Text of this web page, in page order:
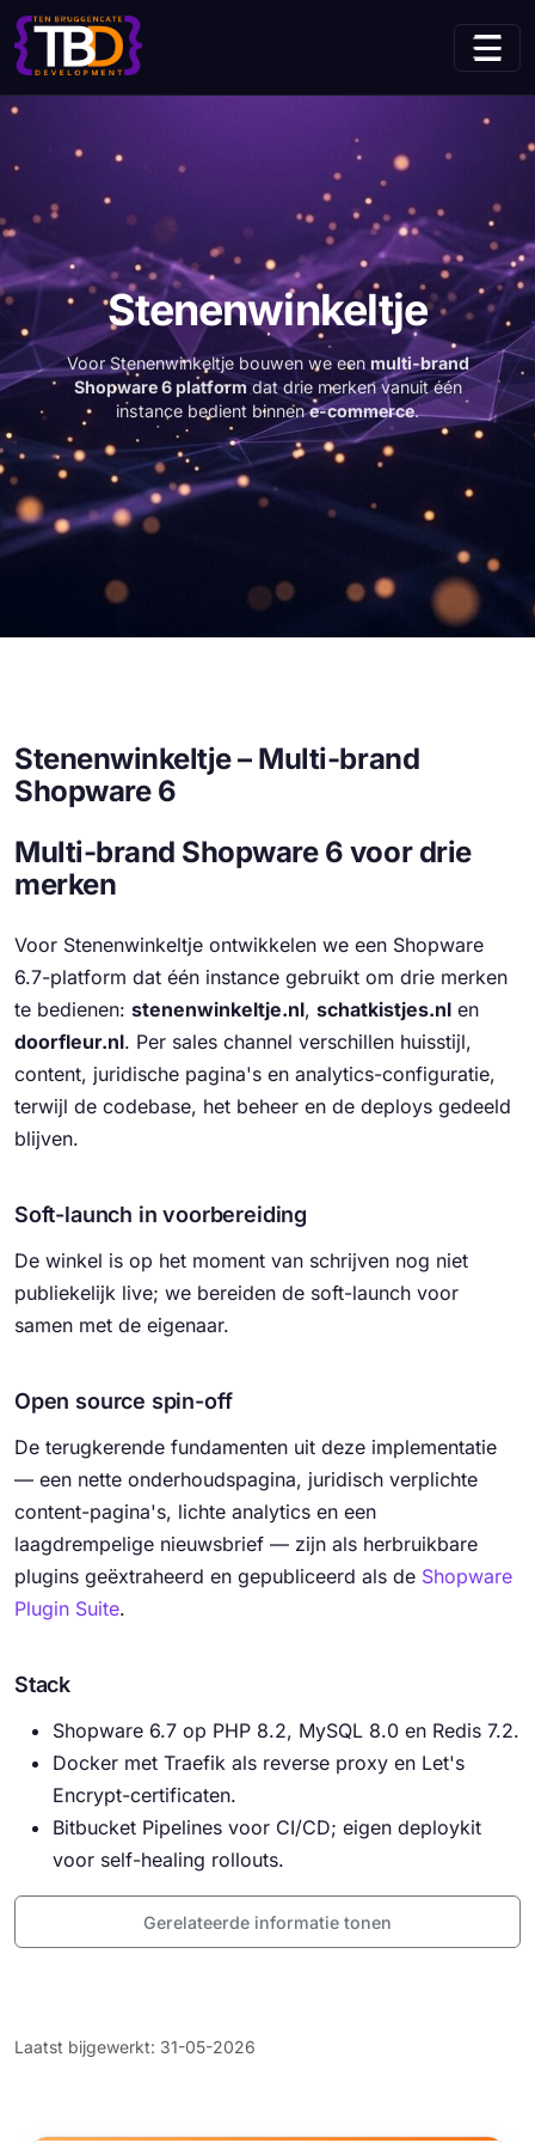
Home Projecten (huidige pagina)
Stenenwinkeltje
Voor Stenenwinkeltje bouwen we een multi-brand
Shopware 6 platformdat drie merken vanuit één
instance bedient binnene-commerce.
Stenenwinkeltje – Multi-brand
Shopware 6
Multi-brand Shopware 6 voor drie
merken
Voor Stenenwinkeltje ontwikkelen we een Shopware
6.7-platform dat één instance gebruikt om drie merken
te bedienen: stenenwinkeltje.nl, schatkistjes.nl en
doorfleur.nl. Per sales channel verschillen huisstijl,
content, juridische pagina's en analytics-configuratie,
terwijl de codebase, het beheer en de deploys gedeeld
blijven.
Soft-launch in voorbereiding
De winkel is op het moment van schrijven nog niet
publiekelijk live; we bereiden de soft-launch voor
samen met de eigenaar.
Open source spin-off
De terugkerende fundamenten uit deze implementatie
— een nette onderhoudspagina, juridisch verplichte
content-pagina's, lichte analytics en een
laagdrempelige nieuwsbrief — zijn als herbruikbare
plugins geëxtraheerd en gepubliceerd als de Shopware
Plugin Suite.
Stack
Shopware 6.7 op PHP 8.2, MySQL 8.0 en Redis 7.2.
Docker met Traefik als reverse proxy en Let's
Encrypt-certificaten.
Bitbucket Pipelines voor CI/CD; eigen deploykit
voor self-healing rollouts.
Gerelateerde informatie tonen
Laatst bijgewerkt: 31-05-2026